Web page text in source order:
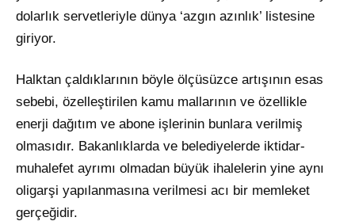
dolarlık servetleriyle dünya ‘azgın azınlık’ listesine
giriyor.
Halktan çaldıklarının böyle ölçüsüzce artışının esas
sebebi, özelleştirilen kamu mallarının ve özellikle
enerji dağıtım ve abone işlerinin bunlara verilmiş
olmasıdır. Bakanlıklarda ve belediyelerde iktidar-
muhalefet ayrımı olmadan büyük ihalelerin yine aynı
oligarşi yapılanmasına verilmesi acı bir memleket
gerçeğidir.